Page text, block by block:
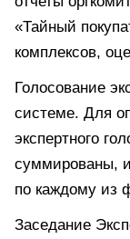
«Тайный
комплексов,
Голосование
системе. Для
экспертного
суммированы,
по каждому из
Заседание